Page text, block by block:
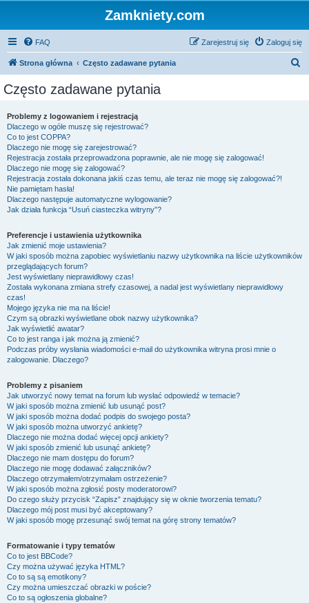
Zamkniety.com
FAQ Zaloguj się
Zarejestruj się
Strona główna Często zadawane pytania
Często zadawane pytania
Problemy z logowaniem i rejestracją
Dlaczego w ogóle muszę się rejestrować?
Co to jest COPPA?
Dlaczego nie mogę się zarejestrować?
Rejestracja została przeprowadzona poprawnie, ale nie mogę się zalogować!
Dlaczego nie mogę się zalogować?
Rejestracja została dokonana jakiś czas temu, ale teraz nie mogę się zalogować?!
Nie pamiętam hasła!
Dlaczego następuje automatyczne wylogowanie?
Jak działa funkcja “Usuń ciasteczka witryny”?
Preferencje i ustawienia użytkownika
Jak zmienić moje ustawienia?
W jaki sposób można zapobiec wyświetlaniu nazwy użytkownika na liście użytkowników
przeglądających forum?
Jest wyświetlany nieprawidłowy czas!
Została wykonana zmiana strefy czasowej, a nadal jest wyświetlany nieprawidłowy
czas!
Mojego języka nie ma na liście!
Czym są obrazki wyświetlane obok nazwy użytkownika?
Jak wyświetlić awatar?
Co to jest ranga i jak można ją zmienić?
Podczas próby wysłania wiadomości e-mail do użytkownika witryna prosi mnie o
zalogowanie. Dlaczego?
Problemy z pisaniem
Jak utworzyć nowy temat na forum lub wysłać odpowiedź w temacie?
W jaki sposób można zmienić lub usunąć post?
W jaki sposób można dodać podpis do swojego posta?
W jaki sposób można utworzyć ankietę?
Dlaczego nie można dodać więcej opcji ankiety?
W jaki sposób zmienić lub usunąć ankietę?
Dlaczego nie mam dostępu do forum?
Dlaczego nie mogę dodawać załączników?
Dlaczego otrzymałem/otrzymałam ostrzeżenie?
W jaki sposób można zgłosić posty moderatorowi?
Do czego służy przycisk “Zapisz” znajdujący się w oknie tworzenia tematu?
Dlaczego mój post musi być akceptowany?
W jaki sposób mogę przesunąć swój temat na górę strony tematów?
Formatowanie i typy tematów
Co to jest BBCode?
Czy można używać języka HTML?
Co to są są emotikony?
Czy można umieszczać obrazki w poście?
Co to są ogłoszenia globalne?